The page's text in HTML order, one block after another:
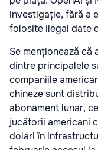
investigație, fără a
folosite ilegal date
Se menționează că
dintre principalele
companiile
chineze sunt
abonament lunar,
jucătorii americani
dolari în